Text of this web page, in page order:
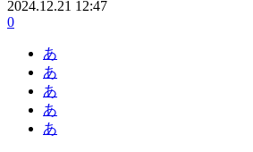
2024.12.21 12:47
0
あ
あ
あ
あ
あ